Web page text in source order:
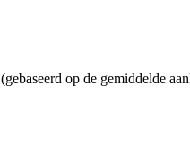
(gebaseerd op de gemiddelde